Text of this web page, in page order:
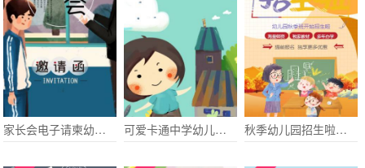
家长会电子请柬幼儿园毕业典礼 可爱卡通中学幼儿园家长会电子请柬 秋季幼儿园招生啦早教托管班招生宣传